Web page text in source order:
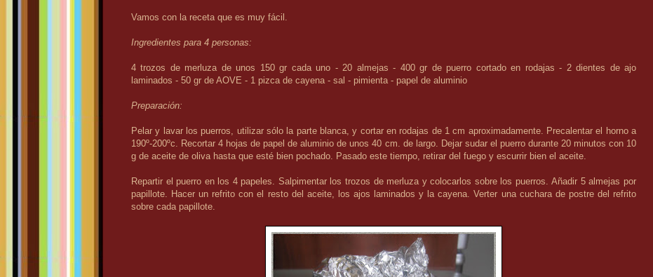
Vamos con la receta que es muy fácil.
Ingredientes para 4 personas:
4 trozos de merluza de unos 150 gr cada uno - 20 almejas - 400 gr de puerro cortado en rodajas - 2 dientes de ajo
laminados - 50 gr de AOVE - 1 pizca de cayena - sal - pimienta - papel de aluminio
Preparación:
Pelar y lavar los puerros, utilizar sólo la parte blanca, y cortar en rodajas de 1 cm aproximadamente.
Precalentar el horno a
190º-200ºc.
Recortar 4 hojas de papel de aluminio de unos 40 cm. de largo.
Dejar sudar el puerro durante 20 minutos con 10
g de aceite de oliva hasta que esté bien pochado. Pasado este tiempo, retirar del fuego y escurrir bien el aceite.
Repartir el puerro en los 4 papeles. Salpimentar los trozos de merluza y colocarlos sobre los puerros.Añadir 5 almejas por
papillote.
Hacer un refrito con el resto del aceite, los ajos laminados y la cayena.Verter una cuchara de postre del refrito
sobre cada papillote.